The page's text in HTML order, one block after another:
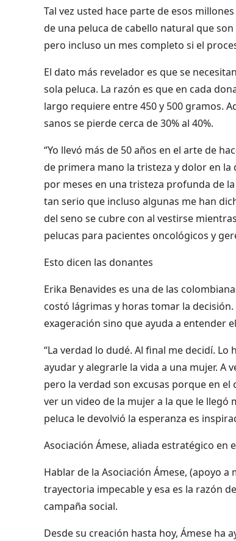
Tal vez usted hace parte de esos
de una peluca de cabello natural que
pero incluso un mes completo si el
El dato más revelador es que se
sola peluca. La razón es que en cada
largo requiere entre 450 y 500 gramos.
sanos se pierde cerca de 30% al 40%.
“Yo llevó más de 50 años en el arte de
de primera mano la tristeza y dolor en la
por meses en una tristeza profunda de
tan serio que incluso algunas me han
del seno se cubre con al vestirse
pelucas para pacientes oncológicos y
Esto dicen las donantes
Erika Benavides es una de las
costó lágrimas y horas tomar la
exageración sino que ayuda a entender
“La verdad lo dudé. Al final me decidí.
ayudar y alegrarle la vida a una mujer. A
pero la verdad son excusas porque en
ver un video de la mujer a la que le llegó
peluca le devolvió la esperanza es
Asociación Ámese, aliada estratégico en
Hablar de la Asociación Ámese, (apoyo
trayectoria impecable y esa es la razón
campaña social.
Desde su creación hasta hoy, Ámese ha